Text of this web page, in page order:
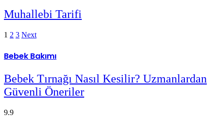
Muhallebi Tarifi
1 2 3 Next
Bebek Bakımı
Bebek Tırnağı Nasıl Kesilir? Uzmanlardan
Güvenli Öneriler
9.9